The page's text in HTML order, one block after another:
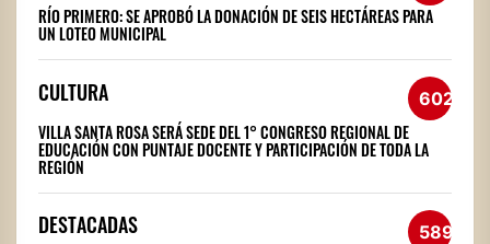
RÍO PRIMERO: SE APROBÓ LA DONACIÓN DE SEIS HECTÁREAS PARA
UN LOTEO MUNICIPAL
CULTURA 602
VILLA SANTA ROSA SERÁ SEDE DEL 1° CONGRESO REGIONAL DE
EDUCACIÓN CON PUNTAJE DOCENTE Y PARTICIPACIÓN DE TODA LA
REGIÓN
DESTACADAS 589